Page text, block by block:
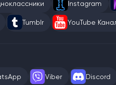
Instagram
Tumblr YouTube
Viber Discord